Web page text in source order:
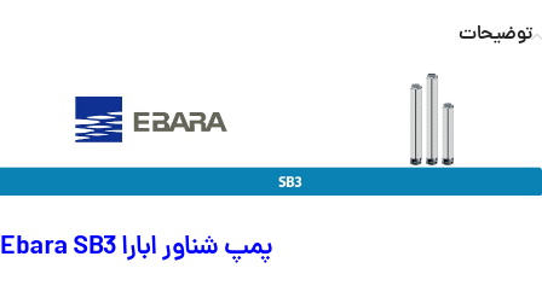
توضیحات
پمپ شناور ابارا Ebara SB3